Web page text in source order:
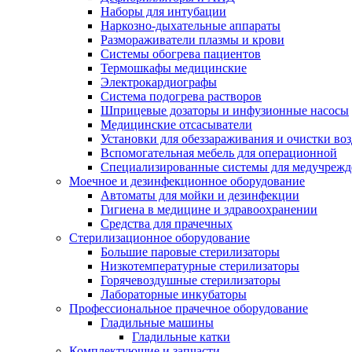
Наборы для интубации
Наркозно-дыхательные аппараты
Размораживатели плазмы и крови
Системы обогрева пациентов
Термошкафы медицинские
Электрокардиографы
Cистема подогрева растворов
Шприцевые дозаторы и инфузионные насосы
Медицинские отсасыватели
Установки для обеззараживания и очистки
Вспомогательная мебель для операционной
Специализированные системы для
Моечное и дезинфекционное оборудование
Автоматы для мойки и дезинфекции
Гигиена в медицине и здравоохранении
Средства для прачечных
Стерилизационное оборудование
Большие паровые стерилизаторы
Низкотемпературные стерилизаторы
Горячевоздушные стерилизаторы
Лабораторные инкубаторы
Профессиональное прачечное оборудование
Гладильные машины
Гладильные катки